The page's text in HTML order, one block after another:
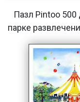
Пазл Pintoo
парке